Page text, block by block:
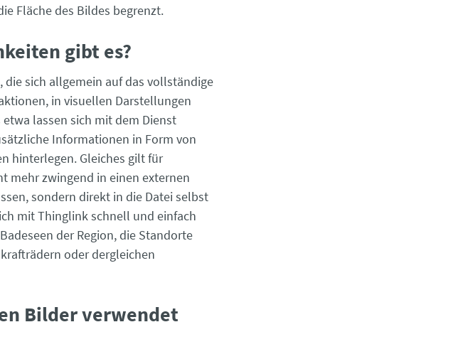
Fläche des Bildes begrenzt.
gibt es?
sich allgemein auf das vollständige
in visuellen Darstellungen
lassen sich mit dem Dienst
Informationen in Form von
hinterlegen. Gleiches gilt für
mehr zwingend in einen externen
sondern direkt in die Datei selbst
mit Thinglink schnell und einfach
der Region, die Standorte
oder dergleichen
Bilder verwendet